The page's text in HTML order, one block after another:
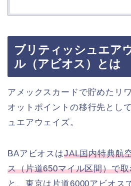
ブリティッシュエア
ル（アビオス）とは
アメックスカードで貯めたリ
オットポイントの移行先とし
ュエアウェイズ。
BAアビオスはJAL国内特典航
ス（片道650マイル区間）で取
と、東京は片道6000アビオス